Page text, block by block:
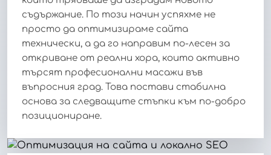
съдържание. По този начин успяхме не
просто да оптимизираме сайта
технически, а да го направим по-лесен за
откриване от реални хора, които активно
търсят професионални масажи във
въпросния град. Това постави стабилна
основа за следващите стъпки към по-добро
позициониране.